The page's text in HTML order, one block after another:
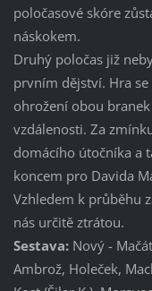
poločasové skóre
náskokem.
Druhý poločas již
prvním dějství. Hra
ohrožení obou
vzdálenosti. Za
domácího útočníka a
koncem pro Davida
Vzhledem k průběhu
nás určitě ztrátou.
Sestava:Nový - Mačát
Ambrož, Holeček,